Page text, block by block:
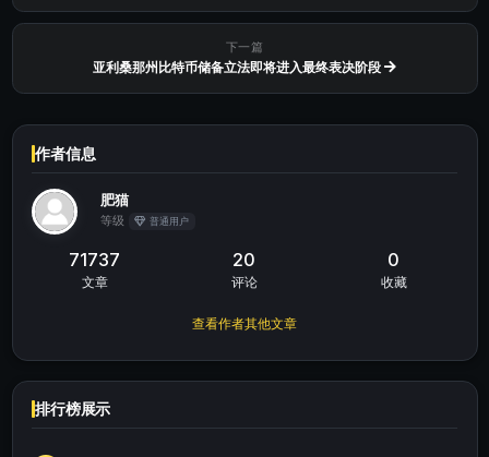
下一篇
亚利桑那州比特币储备立法即将进入最终表决阶段
作者信息
肥猫
等级 普通用户
71737
文章
20
评论
0
收藏
查看作者其他文章
排行榜展示